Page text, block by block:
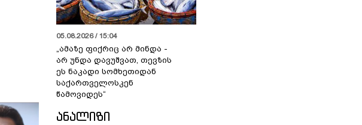
05.08.2026 / 15:04
„ამაზე ფიქრიც არ მინდა -
არ უნდა დავუშვათ, თევზის
ეს ნაკადი სომხეთიდან
საქართველოსკენ
წამოვიდეს“
ᲐᲜᲐᲚᲘᲖᲘ